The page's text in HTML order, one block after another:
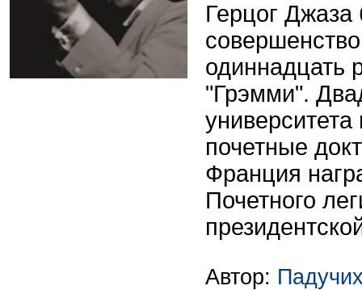
Герцог
одиннадцать
"Грэмми".
почетные
Франция
Почетного
Автор: